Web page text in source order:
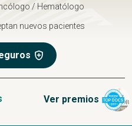
/ Hematólogo
nuevos pacientes
Ver premios